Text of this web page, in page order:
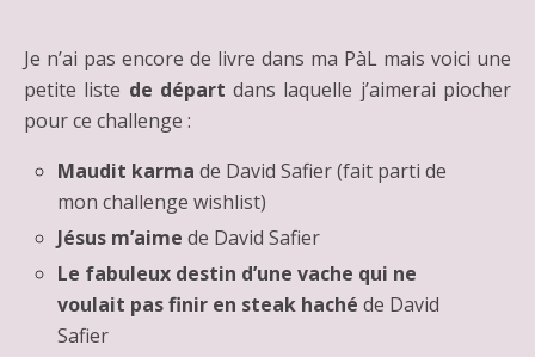
Je n’ai pas encore de livre dans ma PàL mais voici une
petite liste de départ dans laquelle j’aimerai piocher
pour ce challenge :
Maudit karma de David Safier (fait parti de
mon challenge wishlist)
Jésus m’aimede David Safier
Le fabuleux destin d’une vache qui ne
voulait pas finir en steak haché de David
Safier